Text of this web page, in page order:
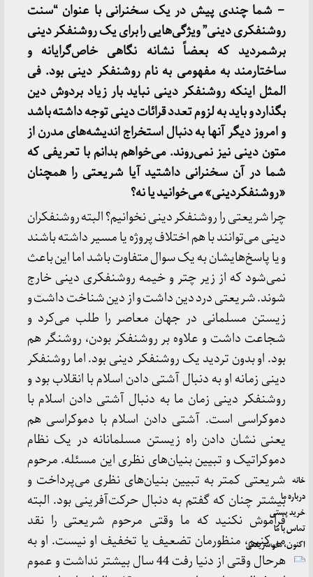
– شما چندی پیش در یک سخنرانی با عنوان “سنت
روشنفکری دینی” ویژگی‌هایی را برای یک روشنفکر دینی
برشمردید که بعضاً نشانه نگاهی خاص‌گرایانه و
ساختارمند به مفهومی به نام روشنفکر دینی بود. فی
المثل اینکه روشنفکر دینی نباید بار زیاد بردوش دین
بگذارد و باید به لزوم تعدد قرائات دینی توجه داشته باشد
و امروز دیگر آنها به دنبال استخراج اندیشه‌های مدرن از
متون دینی نیز نمی‌روند. می‌خواهم بدانم با تعریفی که
شما در آن سخنرانی داشتید آیا شریعتی را همچنان
«روشنفکردینی» می‌خوانید یا نه؟
چرا شریعتی را روشنفکر دینی نخوانیم؟ البته روشنفکران
دینی می‌توانند با هم اختلاف پروژه یا مسیر داشته باشند
و یا پاسخ‌هایشان به یک سوال متفاوت باشد اما این باعث
نمی‌شود که از زیر چتر و خیمه روشنفکری دینی خارج
شوند. شریعتی درد دین داشت و از دین شناخت داشت و
زیستن مسلمانی در جهان معاصر را طلب می‌کرد و
شجاعت داشت و علاوه بر روشنفکر بودن، روشنگر هم
بود. او بدون تردید یک روشنفکر دینی بود. اما روشنفکر
دینی زمانه او به دنبال آشتی دادن اسلام با انقلاب بود و
روشنفکر دینی زمان ما به دنبال آشتی دادن اسلام با
دموکراسی است. آشتی دادن اسلام با دموکراسی هم
یعنی نشان دادن راه زیستن مسلمانانه در یک نظام
دموکراتیک و تبیین بنیان‌های نظری این مسئله. مرحوم
شریعتی کمتر به تبیین بنیان‌های نظری می‌پرداخت و
بیشتر چنان که گفتم به دنبال حرکت‌آفرینی بود. البته
فراموش نکنید که ما وقتی مرحوم شریعتی را نقد
می‌کنیم، منظورمان تضعیف یا تخفیف او نیست. او به
هرحال وقتی از دنیا رفت 44 سال بیشتر نداشت و عموم
خانه
درباره ما
خرید پستی
تماس با ما
اکنون، ما و شریعتی